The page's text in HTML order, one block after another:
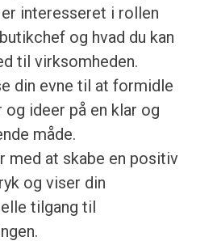
interesseret i rollen
og hvad du kan
til virksomheden.
din evne til at formidle
og ideer på en klar og
måde.
med at skabe en positiv
og viser din
tilgang til